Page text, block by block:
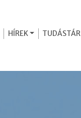
HÍREK TUDÁSTÁR